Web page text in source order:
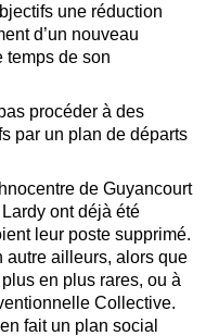
une réduction
d’un nouveau
temps de son
procéder à des
par un plan de départs
de Guyancourt
ont déjà été
leur poste supprimé.
autre ailleurs, alors que
en plus rares, ou à
Collective.
fait un plan social